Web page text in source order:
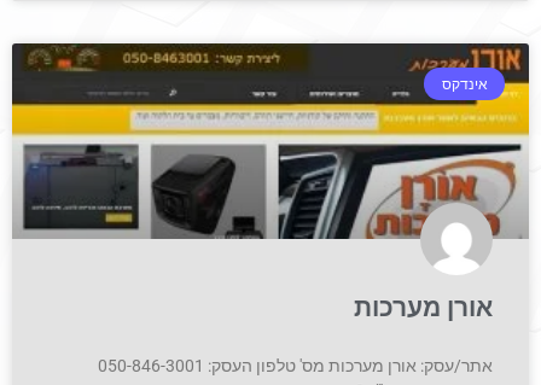
אינדקס
אורן מערכות
אתר/עסק: אורן מערכות מס' טלפון העסק: 050-846-3001